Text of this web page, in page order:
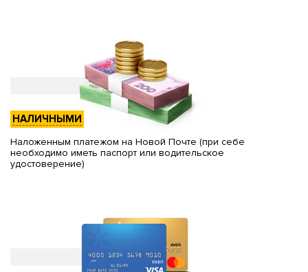
НАЛИЧНЫМИ
Наложенным платежом на Новой Почте (при себе
необходимо иметь паспорт или водительское
удостоверение)